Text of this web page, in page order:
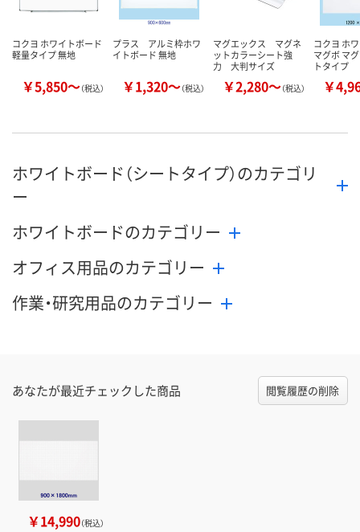
コクヨ ホワイトボード
軽量タイプ 無地
￥5,850～（税込）
プラス アルミ枠ホワ
イトボード 無地
￥1,320～（税込）
マグエックス マグネ
ットカラーシート強
力 大判サイズ
￥2,280～（税込）
コクヨ ホ
マグボ マ
トタイプ
￥
ホワイトボード（シートタイプ）のカテゴリ
ー
ホワイトボードのカテゴリー
オフィス用品のカテゴリー
作業・研究用品のカテゴリー
あなたが最近チェックした商品 閲覧履歴の削除
￥14,990（税込）